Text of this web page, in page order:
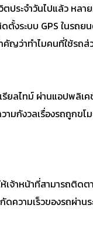
ระจำวันไปแล้ว หล
ตั้งระบบ GPS ในร
ญว่าทำไมคนที่ใช้รถส่
ยลไทม์ ผ่านแอปพลิ
มกังวลเรื่องรถถูก
หน้าที่สามารถติดต
วามเร็วของรถผ่า